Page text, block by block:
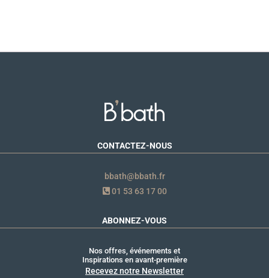
CONTACTEZ-NOUS
bbath@bbath.fr
01 53 63 17 00
ABONNEZ-VOUS
Nos offres, événements et
Inspirations en avant-première
Recevez notre Newsletter